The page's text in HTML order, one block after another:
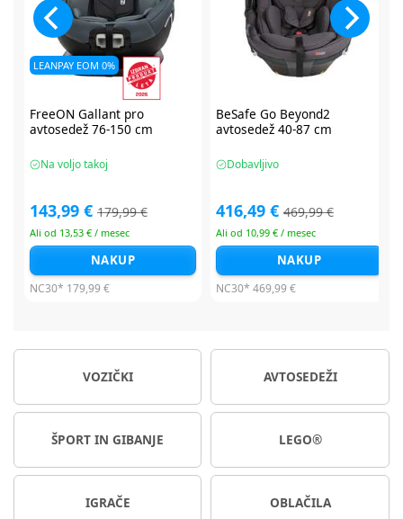
BeSafe Go Beyond2
avtosedež 40-87 cm
Dobavljivo
416,49 € 469,99 €
Ali od 10,99 € / mesec
NAKUP
NC30* 469,99 €
BeSafe Go Beyond2
avtosedež 40-87 cm
Dobavljivo
416,49 € 479,99 €
Ali od 10,99 € / mesec
NAKUP
NC30* 479,99 €
VOZIČKI AVTOSEDEŽI
ŠPORT IN GIBANJE LEGO®
IGRAČE OBLAČILA